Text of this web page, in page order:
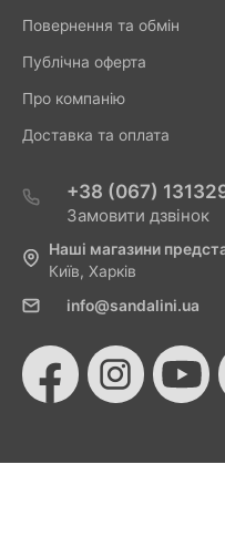
Повернення та обмін
Публічна оферта
Про компанію
Доставка та оплата
+38 (067)
Замовити дзвінок
Наші магазини
Київ, Харків
info@sandalini.ua